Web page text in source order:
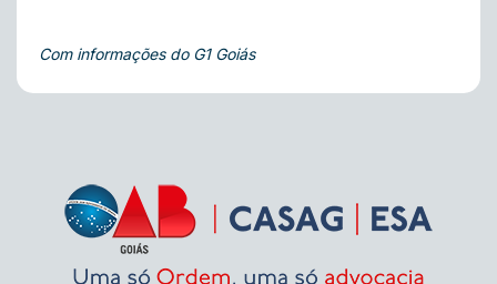
Com informações do G1 Goiás